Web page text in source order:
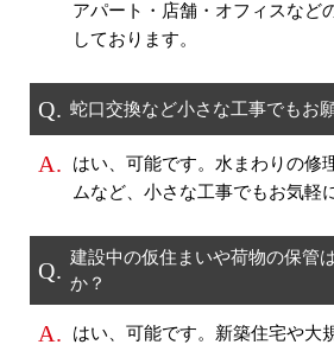
アパート・店舗・オフィスなど
しております。
Q. 蛇口交換など小さな工事でもお
A.
はい、可能です。水まわりの修
ムなど、小さな工事でもお気軽
Q. 建設中の仮住まいや荷物の保管
か？
A.
はい、可能です。新築住宅や大